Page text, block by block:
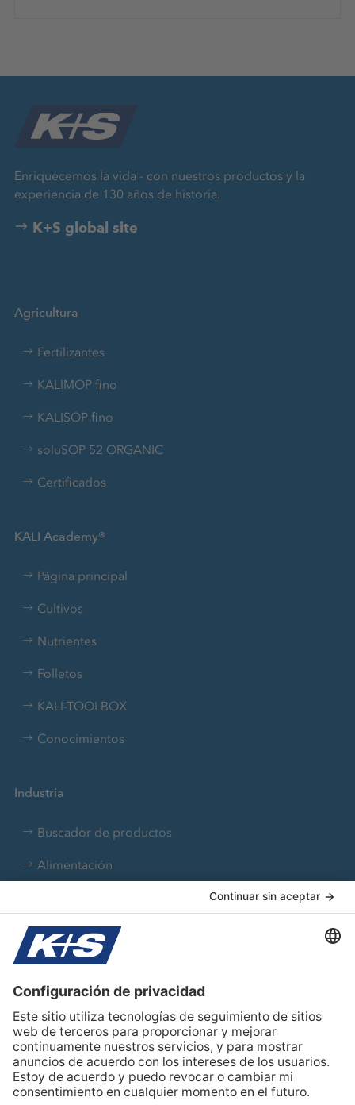
Enriquecemos la vida - con nuestros productos y la
experiencia de 130 años de historia.
K+S global site
Agricultura
Fertilizantes
KALIMOP fino
KALISOP fino
soluSOP 52 ORGANIC
Certificados
KALI Academy®
Página principal
Cultivos
Nutrientes
Folletos
KALI-TOOLBOX
Conocimientos
Industria
Buscador de productos
Alimentación
Farmacia
Nutrición animal
Tratamiento de agua
Sobre K+S
Team Iberia